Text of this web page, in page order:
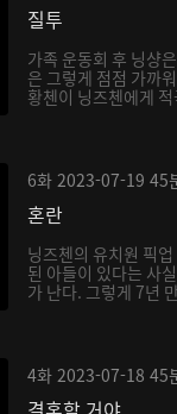
질투
가족 운동회 후 닝샹
은 그렇게 점점 가까
황첸이 닝즈첸에게
6화 2023-07-19 45
혼란
닝즈첸의 유치원 픽
된 아들이 있다는 사
가 난다. 그렇게 7년
4화 2023-07-18 45